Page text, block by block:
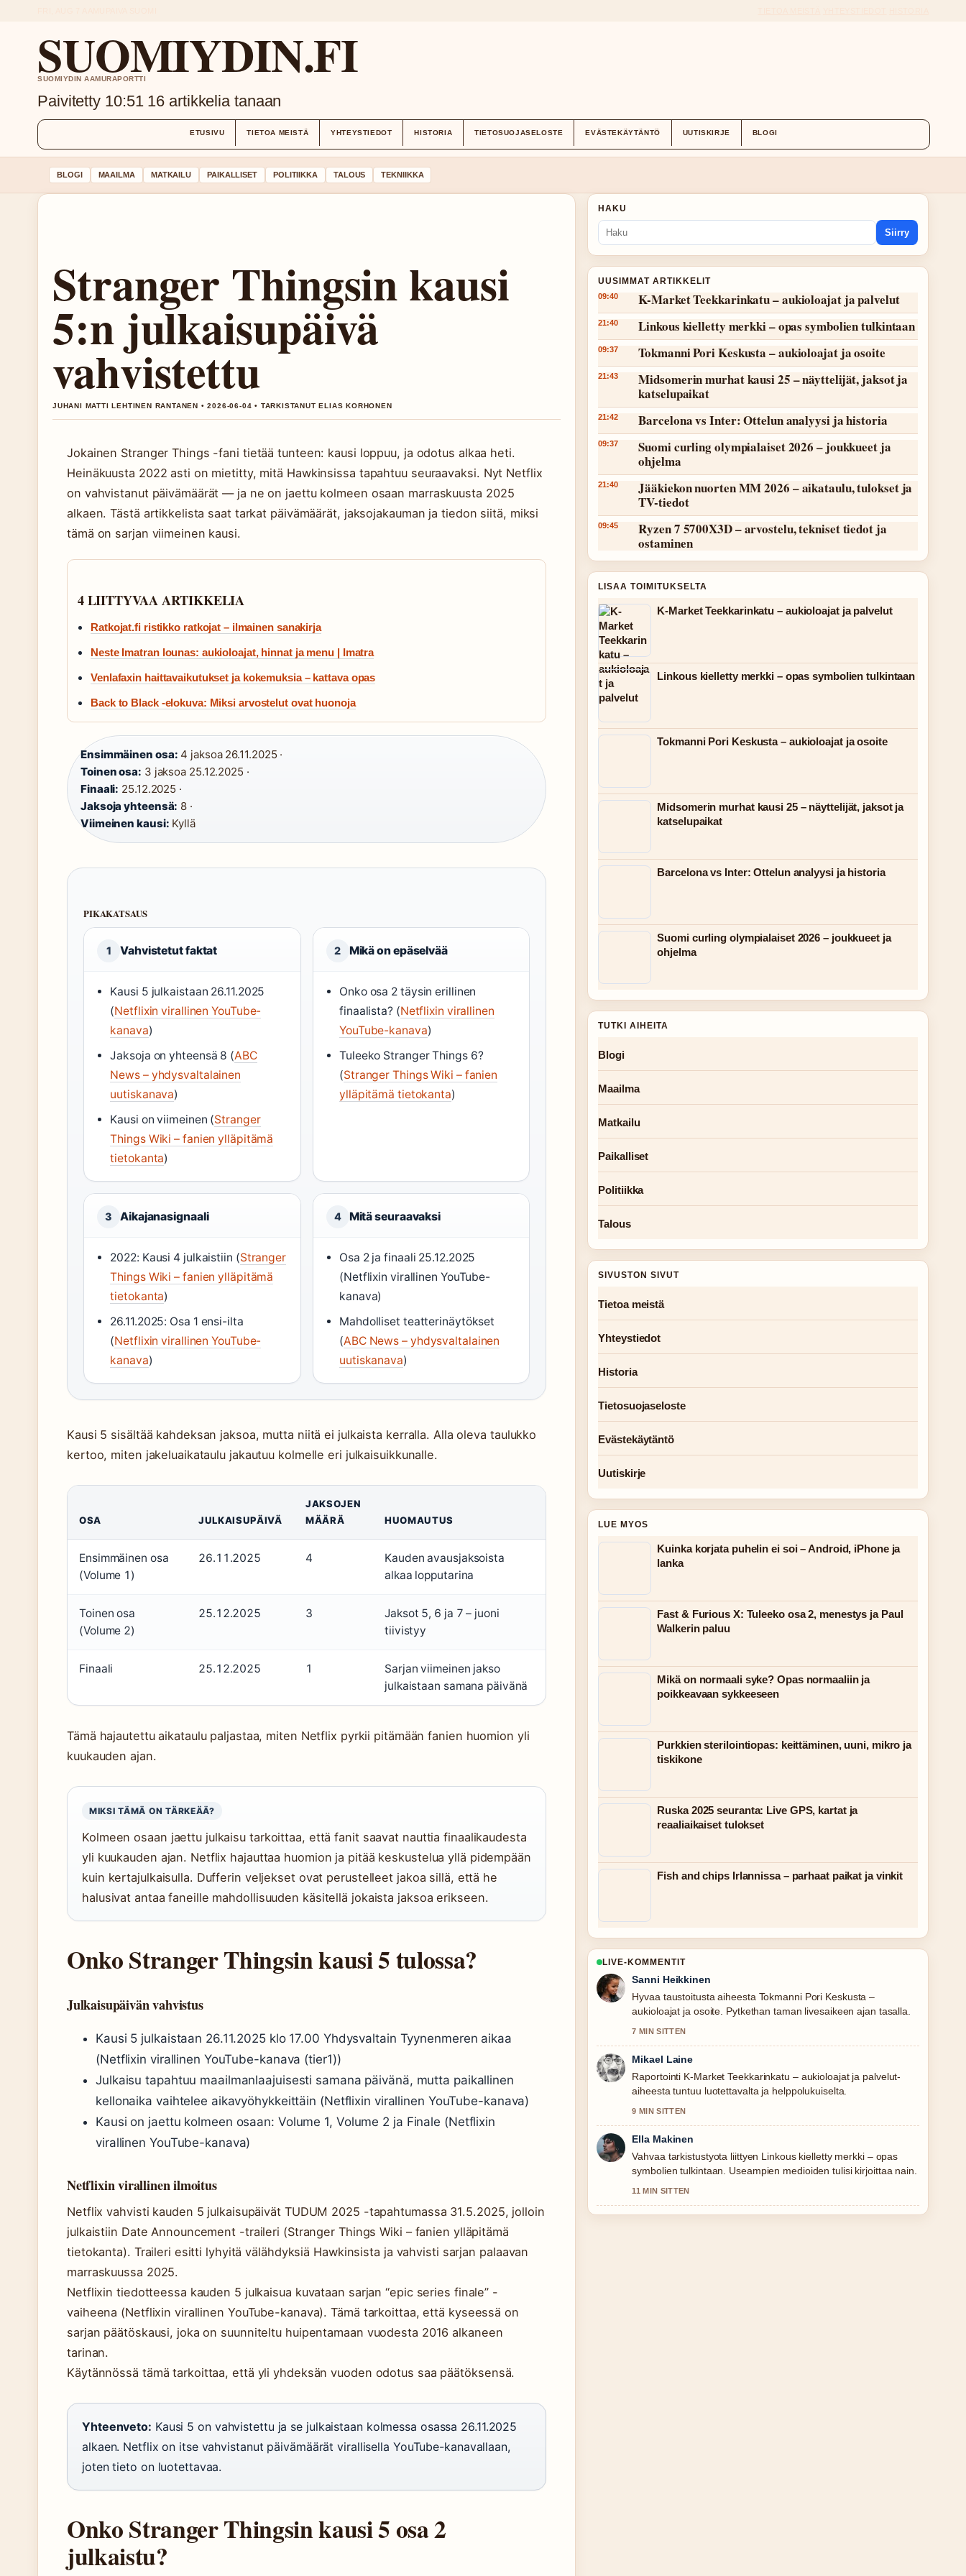
SUOMIYDIN.FI
SUOMIYDIN AAMURAPORTTI
Paivitetty 10:51 16 artikkelia tanaan
ETUSIVU TIETOA MEISTÄ YHTEYSTIEDOT HISTORIA TIETOSUOJASELOSTE EVÄSTEKÄYTÄNTÖ UUTISKIRJE BLOGI
BLOGI MAAILMA MATKAILU PAIKALLISET POLITIIKKA TALOUS TEKNIIKKA
Stranger Thingsin kausi
5:n julkaisupäivä
vahvistettu
JUHANI MATTI LEHTINEN RANTANEN • 2026-06-04 • TARKISTANUT ELIAS KORHONEN
Jokainen Stranger Things -fani tietää tunteen: kausi loppuu, ja odotus alkaa heti.
Heinäkuusta 2022 asti on mietitty, mitä Hawkinsissa tapahtuu seuraavaksi. Nyt Netflix
on vahvistanut päivämäärät — ja ne on jaettu kolmeen osaan marraskuusta 2025
alkaen. Tästä artikkelista saat tarkat päivämäärät, jaksojakauman ja tiedon siitä, miksi
tämä on sarjan viimeinen kausi.
4 LIITTYVAA ARTIKKELIA
Ratkojat.fi ristikko ratkojat – ilmainen sanakirja
Neste Imatran lounas: aukioloajat, hinnat ja menu | Imatra
Venlafaxin haittavaikutukset ja kokemuksia – kattava opas
Back to Black -elokuva: Miksi arvostelut ovat huonoja
Ensimmäinen osa: 4 jaksoa 26.11.2025 ·
Toinen osa: 3 jaksoa 25.12.2025 ·
Finaali: 25.12.2025 ·
Jaksoja yhteensä: 8 ·
Viimeinen kausi: Kyllä
PIKAKATSAUS
1 Vahvistetut faktat
Kausi 5 julkaistaan 26.11.2025
(Netflixin virallinen YouTube-
kanava)
Jaksoja on yhteensä 8 (ABC
News – yhdysvaltalainen
uutiskanava)
Kausi on viimeinen (Stranger
Things Wiki – fanien ylläpitämä
tietokanta)
2 Mikä on epäselvää
Onko osa 2 täysin erillinen
finaalista? (Netflixin virallinen
YouTube-kanava)
Tuleeko Stranger Things 6?
(Stranger Things Wiki – fanien
ylläpitämä tietokanta)
3 Aikajanasignaali
2022: Kausi 4 julkaistiin (Stranger
Things Wiki – fanien ylläpitämä
tietokanta)
26.11.2025: Osa 1 ensi-ilta
(Netflixin virallinen YouTube-
kanava)
4 Mitä seuraavaksi
Osa 2 ja finaali 25.12.2025
(Netflixin virallinen YouTube-
kanava)
Mahdolliset teatterinäytökset
(ABC News – yhdysvaltalainen
uutiskanava)
Kausi 5 sisältää kahdeksan jaksoa, mutta niitä ei julkaista kerralla. Alla oleva taulukko
kertoo, miten jakeluaikataulu jakautuu kolmelle eri julkaisuikkunalle.
OSA JULKAISUPÄIVÄ
JAKSOJEN
MÄÄRÄ
HUOMAUTUS
Ensimmäinen osa
(Volume 1)
26.11.2025 4
Kauden avausjaksoista
alkaa lopputarina
Toinen osa
(Volume 2)
25.12.2025 3
Jaksot 5, 6 ja 7 – juoni
tiivistyy
Finaali 25.12.2025 1
Sarjan viimeinen jakso
julkaistaan samana päivänä
Tämä hajautettu aikataulu paljastaa, miten Netflix pyrkii pitämään fanien huomion yli
kuukauden ajan.
MIKSI TÄMÄ ON TÄRKEÄÄ?
Kolmeen osaan jaettu julkaisu tarkoittaa, että fanit saavat nauttia finaalikaudesta
yli kuukauden ajan. Netflix hajauttaa huomion ja pitää keskustelua yllä pidempään
kuin kertajulkaisulla. Dufferin veljekset ovat perustelleet jakoa sillä, että he
halusivat antaa faneille mahdollisuuden käsitellä jokaista jaksoa erikseen.
Onko Stranger Thingsin kausi 5 tulossa?
Julkaisupäivän vahvistus
Kausi 5 julkaistaan 26.11.2025 klo 17.00 Yhdysvaltain Tyynenmeren aikaa
(Netflixin virallinen YouTube-kanava (tier1))
Julkaisu tapahtuu maailmanlaajuisesti samana päivänä, mutta paikallinen
kellonaika vaihtelee aikavyöhykkeittäin (Netflixin virallinen YouTube-kanava)
Kausi on jaettu kolmeen osaan: Volume 1, Volume 2 ja Finale (Netflixin
virallinen YouTube-kanava)
Netflixin virallinen ilmoitus
Netflix vahvisti kauden 5 julkaisupäivät TUDUM 2025 -tapahtumassa 31.5.2025, jolloin
julkaistiin Date Announcement -traileri (Stranger Things Wiki – fanien ylläpitämä
tietokanta). Traileri esitti lyhyitä välähdyksiä Hawkinsista ja vahvisti sarjan palaavan
marraskuussa 2025.
Netflixin tiedotteessa kauden 5 julkaisua kuvataan sarjan “epic series finale” -
vaiheena (Netflixin virallinen YouTube-kanava). Tämä tarkoittaa, että kyseessä on
sarjan päätöskausi, joka on suunniteltu huipentamaan vuodesta 2016 alkaneen
tarinan.
Käytännössä tämä tarkoittaa, että yli yhdeksän vuoden odotus saa päätöksensä.
Yhteenveto: Kausi 5 on vahvistettu ja se julkaistaan kolmessa osassa 26.11.2025
alkaen. Netflix on itse vahvistanut päivämäärät virallisella YouTube-kanavallaan,
joten tieto on luotettavaa.
Onko Stranger Thingsin kausi 5 osa 2
julkaistu?
HAKU
Siirry
UUSIMMAT ARTIKKELIT
09:40 K-Market Teekkarinkatu – aukioloajat ja palvelut
21:40 Linkous kielletty merkki – opas symbolien tulkintaan
09:37 Tokmanni Pori Keskusta – aukioloajat ja osoite
21:43
Midsomerin murhat kausi 25 – näyttelijät, jaksot ja
katselupaikat
21:42 Barcelona vs Inter: Ottelun analyysi ja historia
09:37
Suomi curling olympialaiset 2026 – joukkueet ja
ohjelma
21:40
Jääkiekon nuorten MM 2026 – aikataulu, tulokset ja
TV-tiedot
09:45
Ryzen 7 5700X3D – arvostelu, tekniset tiedot ja
ostaminen
LISAA TOIMITUKSELTA
K-Market Teekkarinkatu – aukioloajat ja palvelut
Linkous kielletty merkki – opas symbolien tulkintaan
Tokmanni Pori Keskusta – aukioloajat ja osoite
Midsomerin murhat kausi 25 – näyttelijät, jaksot ja
katselupaikat
Barcelona vs Inter: Ottelun analyysi ja historia
Suomi curling olympialaiset 2026 – joukkueet ja
ohjelma
TUTKI AIHEITA
Blogi
Maailma
Matkailu
Paikalliset
Politiikka
Talous
SIVUSTON SIVUT
Tietoa meistä
Yhteystiedot
Historia
Tietosuojaseloste
Evästekäytäntö
Uutiskirje
LUE MYOS
Kuinka korjata puhelin ei soi – Android, iPhone ja
lanka
Fast & Furious X: Tuleeko osa 2, menestys ja Paul
Walkerin paluu
Mikä on normaali syke? Opas normaaliin ja
poikkeavaan sykkeeseen
Purkkien sterilointiopas: keittäminen, uuni, mikro ja
tiskikone
Ruska 2025 seuranta: Live GPS, kartat ja
reaaliaikaiset tulokset
Fish and chips Irlannissa – parhaat paikat ja vinkit
LIVE-KOMMENTIT
Sanni Heikkinen
Hyvaa taustoitusta aiheesta Tokmanni Pori Keskusta –
aukioloajat ja osoite. Pytkethan taman livesaikeen ajan tasalla.
7 MIN SITTEN
Mikael Laine
Raportointi K-Market Teekkarinkatu – aukioloajat ja palvelut-
aiheesta tuntuu luotettavalta ja helppolukuiselta.
9 MIN SITTEN
Ella Makinen
Vahvaa tarkistustyota liittyen Linkous kielletty merkki – opas
symbolien tulkintaan. Useampien medioiden tulisi kirjoittaa nain.
11 MIN SITTEN